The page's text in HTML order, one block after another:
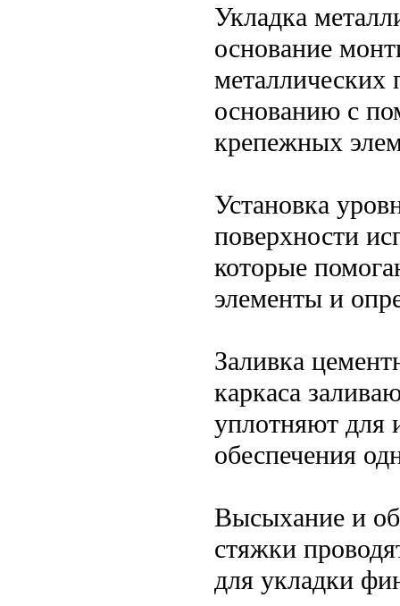
Укладка
основание
металлических
основанию с
крепежных
Установка
поверхности
которые
элементы и
Заливка
каркаса
уплотняют для
обеспечения
Высыхание и
стяжки
для укладки